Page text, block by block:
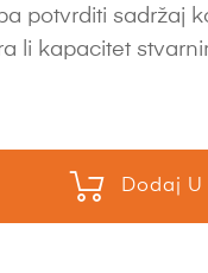
potvrditi sadržaj
li kapacitet
Dodaj U